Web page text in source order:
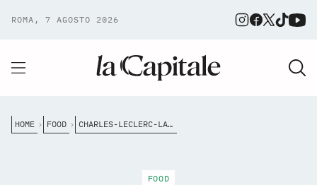
ROMA, 7 AGOSTO 2026
HOME FOOD CHARLES-LECLERC-LANCIA-IL-GELATO-LIGHT-LEC-NEL-LAZIO-PIACERE-E-BENESSERE-POSSONO-COESISTERE
FOOD